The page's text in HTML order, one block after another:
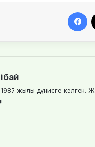
1987 жылы дүниеге келген.